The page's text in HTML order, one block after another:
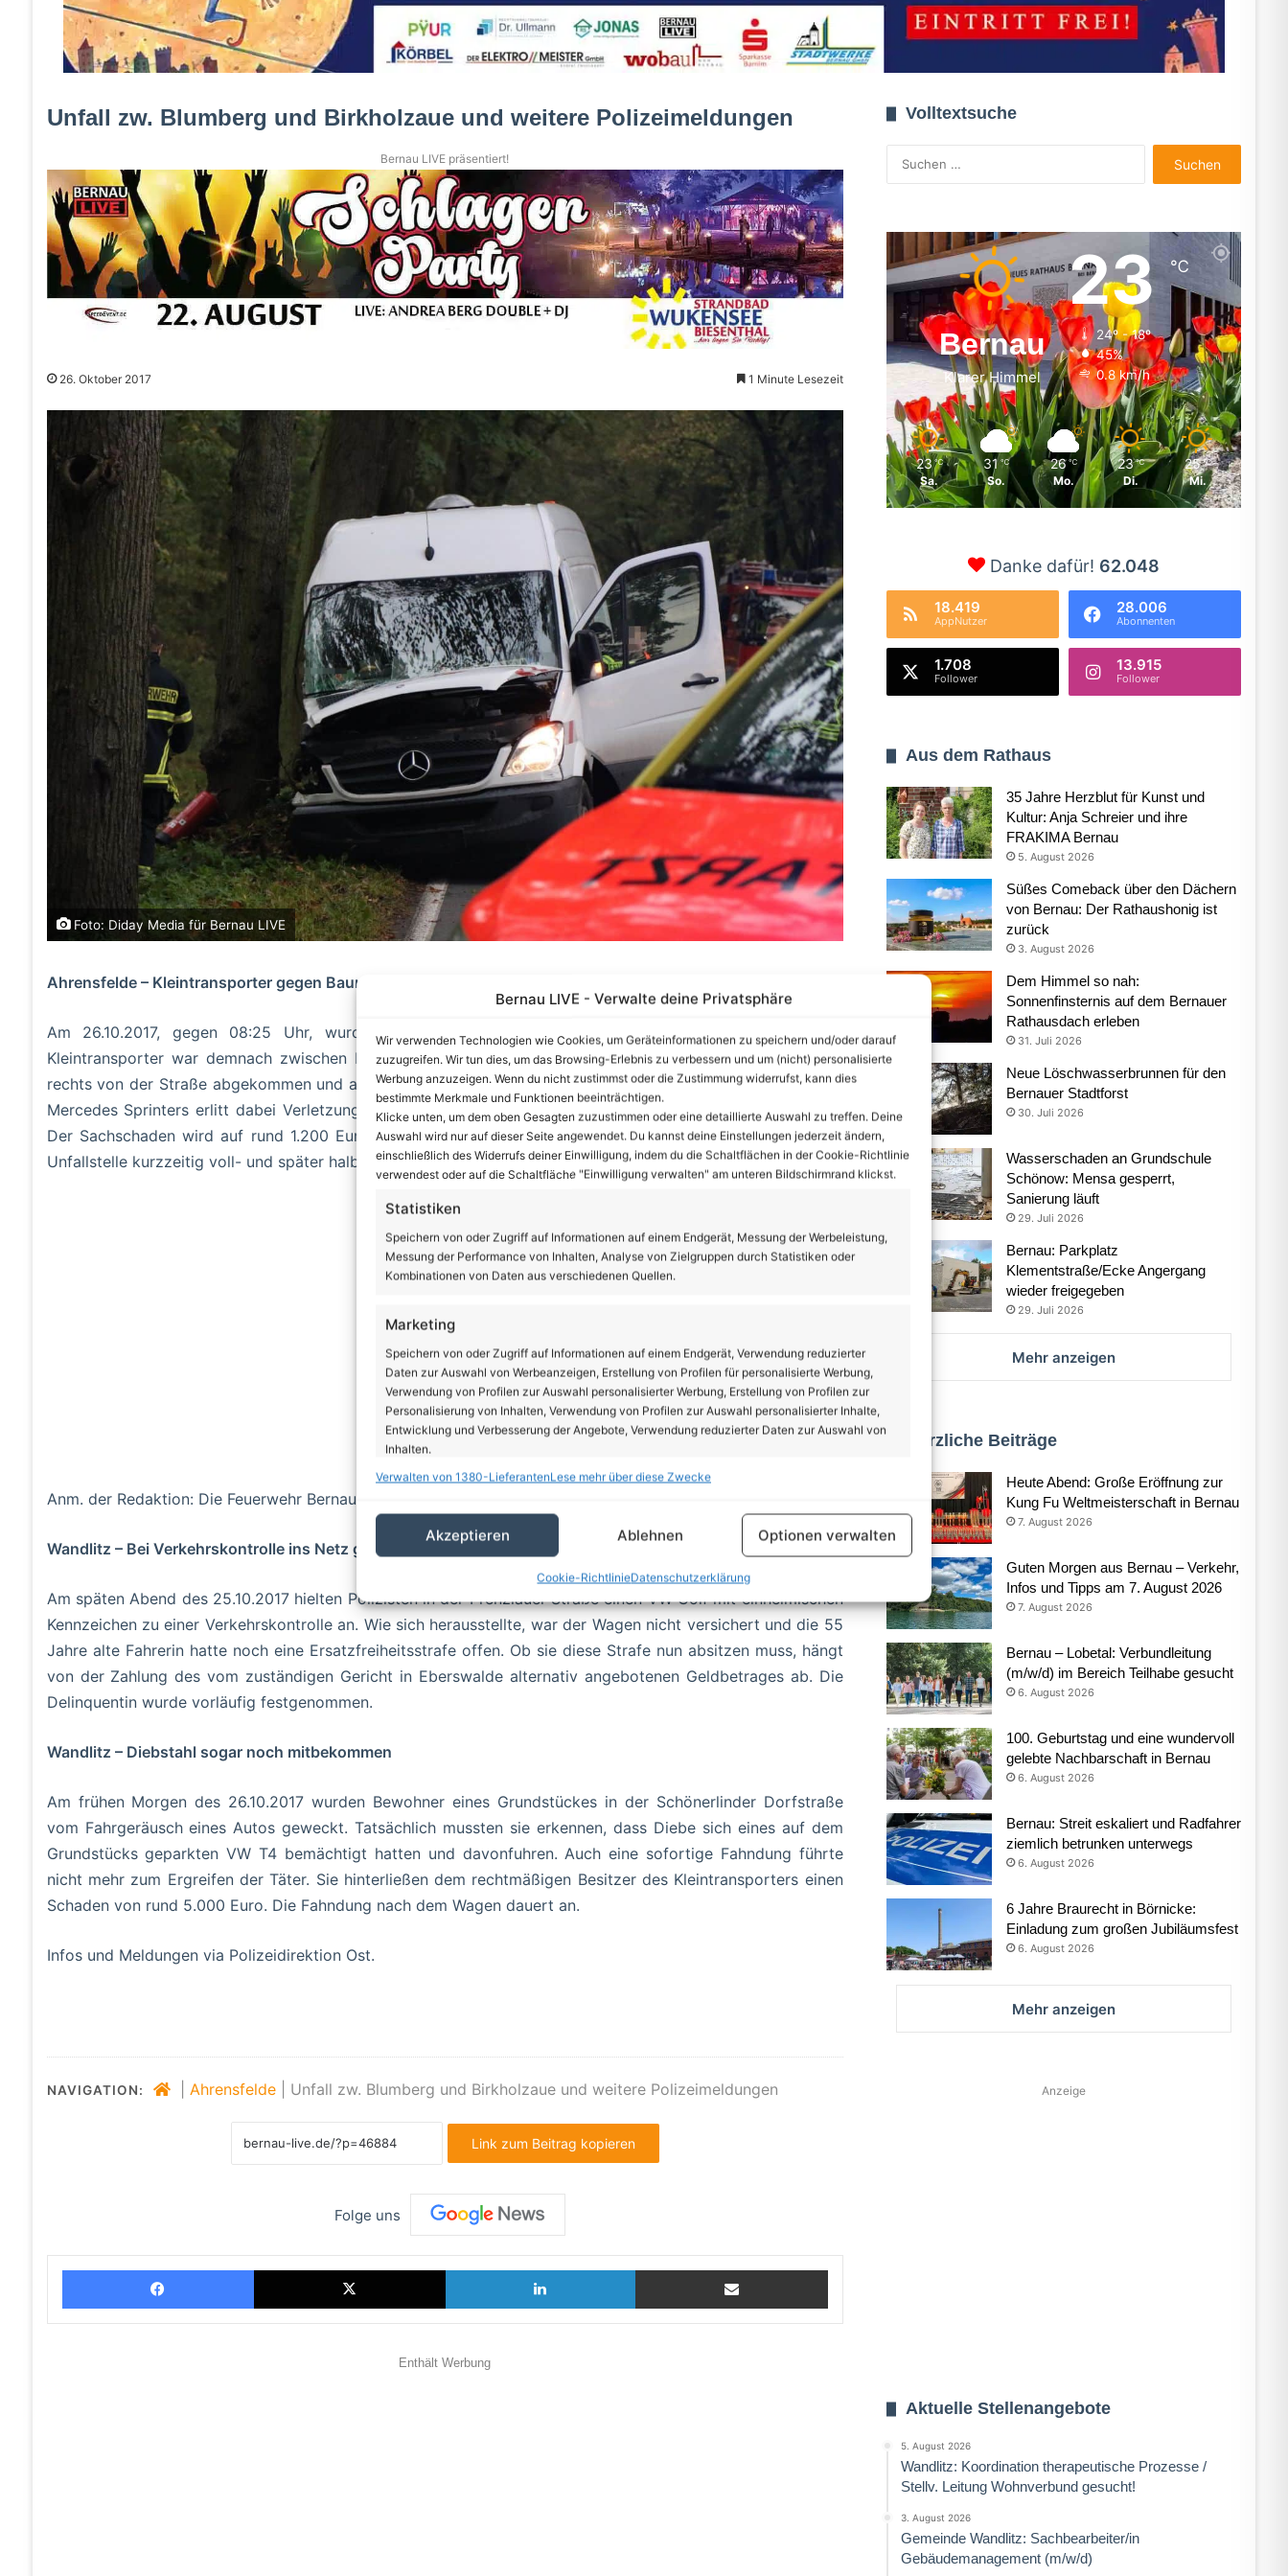
Bernau LIVE - Verwalte deine Privatsphäre
Wir verwenden Technologien wie Cookies, um Geräteinformationen zu speichern und/oder darauf
zuzugreifen. Wir tun dies, um das Browsing-Erlebnis zu verbessern und um (nicht) personalisierte
Werbung anzuzeigen. Wenn du nicht zustimmst oder die Zustimmung widerrufst, kann dies
bestimmte Merkmale und Funktionen beeinträchtigen.
Klicke unten, um dem oben Gesagten zuzustimmen oder eine detaillierte Auswahl zu treffen. Deine
Auswahl wird nur auf dieser Seite angewendet. Du kannst deine Einstellungen jederzeit ändern,
einschließlich des Widerrufs deiner Einwilligung, indem du die Schaltflächen in der Cookie-Richtlinie
verwendest oder auf die Schaltfläche "Einwilligung verwalten" am unteren Bildschirmrand klickst.
Statistiken
Speichern von oder Zugriff auf Informationen auf einem Endgerät, Messung der Werbeleistung,
Messung der Performance von Inhalten, Analyse von Zielgruppen durch Statistiken oder
Kombinationen von Daten aus verschiedenen Quellen.
Marketing
Speichern von oder Zugriff auf Informationen auf einem Endgerät, Verwendung reduzierter
Daten zur Auswahl von Werbeanzeigen, Erstellung von Profilen für personalisierte Werbung,
Verwendung von Profilen zur Auswahl personalisierter Werbung, Erstellung von Profilen zur
Personalisierung von Inhalten, Verwendung von Profilen zur Auswahl personalisierter Inhalte,
Entwicklung und Verbesserung der Angebote, Verwendung reduzierter Daten zur Auswahl von
Inhalten.
Abgleichung und Kombination von Daten aus unterschiedlichen Quellen,
Verknüpfung verschiedener Endgeräte, Identifikation von Endgeräten anhand
Gewährleistung der Sicherheit, Verhinderung und Aufdeckung
von Betrug und Fehlerbehebung, Bereitstellung und Anzeige
von Werbung und Inhalten, Ihre Entscheidungen zum
Datenschutz speichern und übermitteln.
Immer aktiv
Verwalten von 1380-LieferantenLese mehr über diese Zwecke
Akzeptieren Ablehnen Optionen verwalten
Cookie-RichtlinieDatenschutzerklärung
Unfall zw. Blumberg und Birkholzaue und weitere Polizeimeldungen
Bernau LIVE präsentiert!
26. Oktober 2017 1 Minute Lesezeit
Foto: Diday Media für Bernau LIVE
Ahrensfelde – Kleintransporter gegen Baum geprallt
Am 26.10.2017, gegen 08:25 Uhr, wurde die Polizei über einen Unfall auf der L31 informiert. Ein
Kleintransporter war demnach zwischen Blumberg und Birkholzaue aus bislang ungeklärter Ursache nach
rechts von der Straße abgekommen und anschließend gegen einen Baum geprallt. Der 40-jährige Fahrer des
Mercedes Sprinters erlitt dabei Verletzungen, die eine stationäre Aufnahme im Krankenhaus nötig machten.
Der Sachschaden wird auf rund 1.200 Euro geschätzt. Für die Rettungs- und Bergungsarbeiten musste die
Unfallstelle kurzzeitig voll- und später halbseitig gesperrt werden.
Anzeige
Anm. der Redaktion: Die Feuerwehr Bernau, Löschzug Stadt, war mit 12 KameradInnen an der Unfallstelle.
Wandlitz – Bei Verkehrskontrolle ins Netz gegangen
Am späten Abend des 25.10.2017 hielten Polizisten in der Prenzlauer Straße einen VW Golf mit einheimischen
Kennzeichen zu einer Verkehrskontrolle an. Wie sich herausstellte, war der Wagen nicht versichert und die 55
Jahre alte Fahrerin hatte noch eine Ersatzfreiheitsstrafe offen. Ob sie diese Strafe nun absitzen muss, hängt
von der Zahlung des vom zuständigen Gericht in Eberswalde alternativ angebotenen Geldbetrages ab. Die
Delinquentin wurde vorläufig festgenommen.
Wandlitz – Diebstahl sogar noch mitbekommen
Am frühen Morgen des 26.10.2017 wurden Bewohner eines Grundstückes in der Schönerlinder Dorfstraße
vom Fahrgeräusch eines Autos geweckt. Tatsächlich mussten sie erkennen, dass Diebe sich eines auf dem
Grundstücks geparkten VW T4 bemächtigt hatten und davonfuhren. Auch eine sofortige Fahndung führte
nicht mehr zum Ergreifen der Täter. Sie hinterließen dem rechtmäßigen Besitzer des Kleintransporters einen
Schaden von rund 5.000 Euro. Die Fahndung nach dem Wagen dauert an.
Infos und Meldungen via Polizeidirektion Ost.
NAVIGATION: Ahrensfelde| Unfall zw. Blumberg und Birkholzaue und weitere Polizeimeldungen
Link zum Beitrag kopieren
Folge uns
Facebook X LinkedIn Teilen via E-Mail
Enthält Werbung
Volltextsuche
nach:
Bernau
Klarer Himmel
23℃
24º - 18º
45%
0.8 km/h
23 ℃
Sa.
31 ℃
So.
26 ℃
Mo.
23 ℃
Di.
25 ℃
Mi.
Danke dafür! 62.048
18.419
AppNutzer
28.006
Abonnenten
1.708
Follower
13.915
Follower
Aus dem Rathaus
35 Jahre Herzblut für Kunst und
Kultur: Anja Schreier und ihre
FRAKIMA Bernau
5. August 2026
Süßes Comeback über den Dächern
von Bernau: Der Rathaushonig ist
zurück
3. August 2026
Dem Himmel so nah:
Sonnenfinsternis auf dem Bernauer
Rathausdach erleben
31. Juli 2026
Neue Löschwasserbrunnen für den
Bernauer Stadtforst
30. Juli 2026
Wasserschaden an Grundschule
Schönow: Mensa gesperrt,
Sanierung läuft
29. Juli 2026
Bernau: Parkplatz
Klementstraße/Ecke Angergang
wieder freigegeben
29. Juli 2026
Mehr anzeigen
Kürzliche Beiträge
Heute Abend: Große Eröffnung zur
Kung Fu Weltmeisterschaft in Bernau
7. August 2026
Guten Morgen aus Bernau – Verkehr,
Infos und Tipps am 7. August 2026
7. August 2026
Bernau – Lobetal: Verbundleitung
(m/w/d) im Bereich Teilhabe gesucht
6. August 2026
100. Geburtstag und eine wundervoll
gelebte Nachbarschaft in Bernau
6. August 2026
Bernau: Streit eskaliert und Radfahrer
ziemlich betrunken unterwegs
6. August 2026
6 Jahre Braurecht in Börnicke:
Einladung zum großen Jubiläumsfest
6. August 2026
Mehr anzeigen
Anzeige
Aktuelle Stellenangebote
5. August 2026
Wandlitz: Koordination therapeutische Prozesse /
Stellv. Leitung Wohnverbund gesucht!
3. August 2026
Gemeinde Wandlitz: Sachbearbeiter/in
Gebäudemanagement (m/w/d)